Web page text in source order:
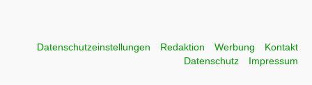
Datenschutzeinstellungen Redaktion Werbung
Kontakt
Datenschutz
Impressum